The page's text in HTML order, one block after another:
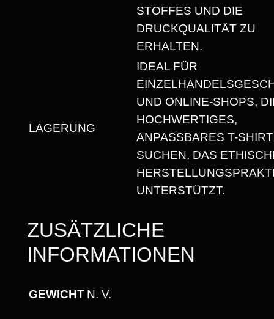
S
I
T
STOFFES UND DIE
DRUCKQUALITÄT ZU
ERHALTEN.
LAGERUNG
IDEAL FÜR
UND ONLINE-SHOPS,
HOCHWERTIGES,
ANPASSBARES T-SHIRT
SUCHEN, DAS
UNTERSTÜTZT.
ZUSÄTZLICHE
INFORMATIONEN
GEWICHT N. V.